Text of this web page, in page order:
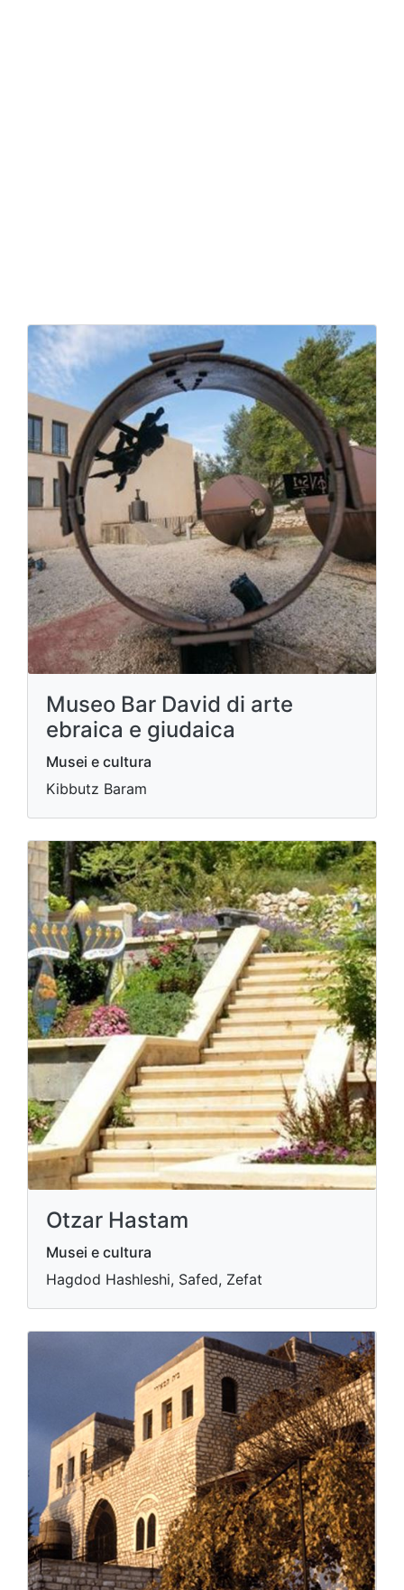
Museo Bar David di arte
ebraica e giudaica
Musei e cultura
Kibbutz Baram
Otzar Hastam
Musei e cultura
Hagdod Hashleshi, Safed, Zefat